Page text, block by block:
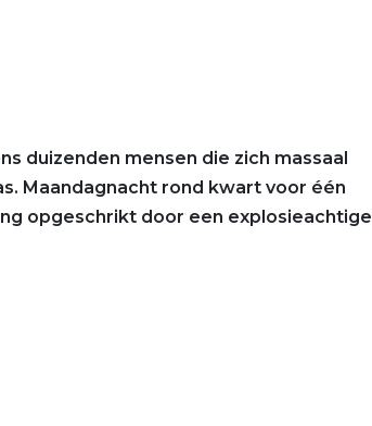
duizenden mensen die zich massaal
Maandagnacht rond kwart voor één
opgeschrikt door een explosieachtige